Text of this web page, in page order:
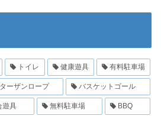
トイレ 健康遊具 有料駐車場
ーザンロープ バスケットゴール
遊具 無料駐車場 BBQ